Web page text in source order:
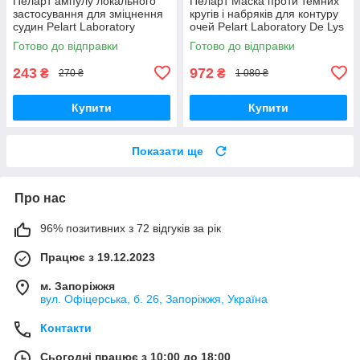
застосування для зміцнення
судин Pelart Laboratory
Apricot Line 2 мл
Готово до відправки
243 ₴ 270 ₴
Купити
кругів і набряків для контуру
очей Pelart Laboratory De Lys
Blanc Line Dark Circle 50 мл
Готово до відправки
972 ₴ 1 080 ₴
Купити
Показати ще
Про нас
96% позитивних з 72 відгуків за рік
Працює з 19.12.2023
м. Запоріжжя
вул. Офіцерська, б. 26, Запоріжжя, Україна
Контакти
Сьогодні працює з 10:00 до 18:00